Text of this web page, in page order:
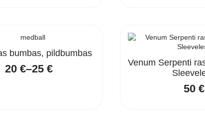
bumbas, pildbumbas
20€–25€
Price
Venum Serpenti
50 €